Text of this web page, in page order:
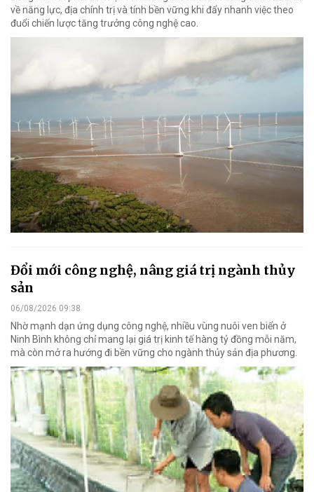
về năng lực, địa chính trị và tính bền vững khi đẩy nhanh việc theo
đuổi chiến lược tăng trưởng công nghệ cao.
Đổi mới công nghệ, nâng giá trị ngành thủy
sản
06/08/2026 09:38
Nhờ mạnh dạn ứng dụng công nghệ, nhiều vùng nuôi ven biển ở
Ninh Bình không chỉ mang lại giá trị kinh tế hàng tỷ đồng mỗi năm,
mà còn mở ra hướng đi bền vững cho ngành thủy sản địa phương.